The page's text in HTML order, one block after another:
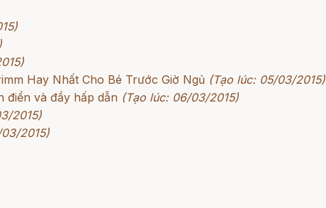
Hay Nhất Cho Bé Trước Giờ Ngủ (Tạo lúc: 05/03/2015)
điển và đầy hấp dẫn (Tạo lúc: 06/03/2015)
2015)
2015)